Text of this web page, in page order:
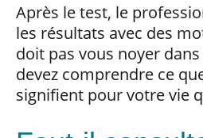
Après le test, le
les résultats avec des
doit pas vous noyer
devez comprendre ce
signifient pour votre vie